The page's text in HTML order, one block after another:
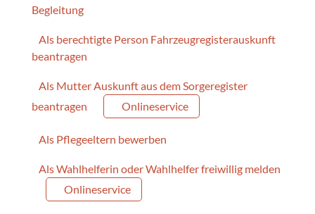
Begleitung
Als berechtigte Person Fahrzeugregisterauskunft
beantragen
Als Mutter Auskunft aus dem Sorgeregister
beantragen
Onlineservice
Als Pflegeeltern bewerben
Als Wahlhelferin oder Wahlhelfer freiwillig melden
Onlineservice